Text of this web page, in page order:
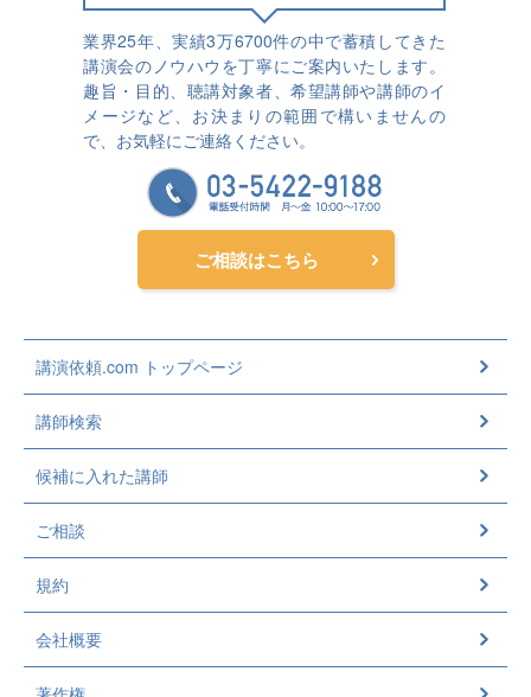
業界25年、実績3万6700件の中で蓄積してきた
講演会のノウハウを丁寧にご案内いたします。
趣旨・目的、聴講対象者、希望講師や講師のイ
メージなど、お決まりの範囲で構いませんの
で、お気軽にご連絡ください。
ご相談はこちら
講演依頼.com トップページ
講師検索
候補に入れた講師
ご相談
規約
会社概要